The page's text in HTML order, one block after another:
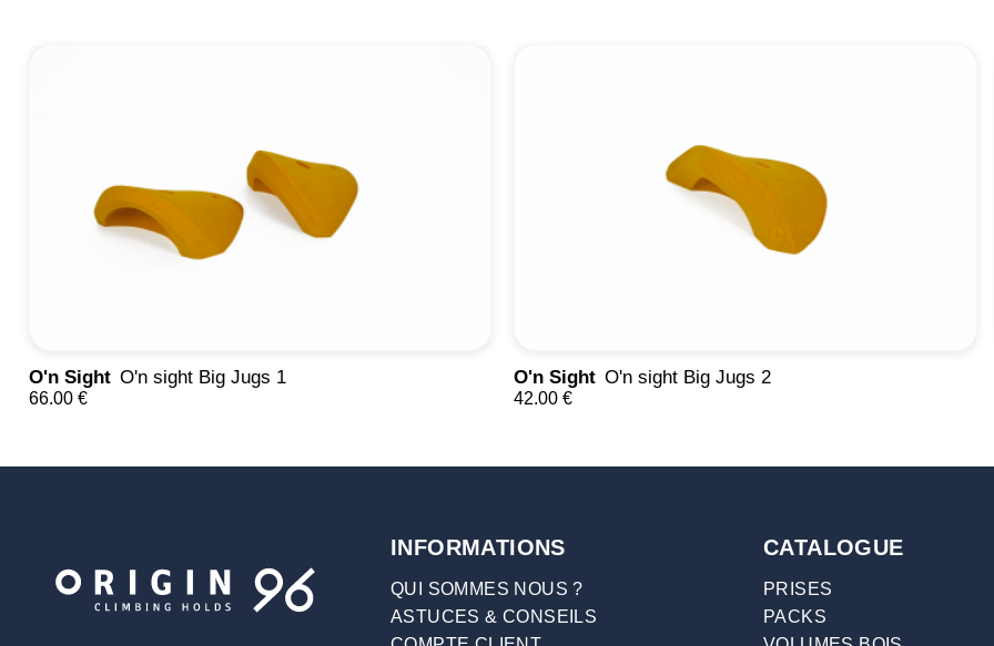
O'n Sight O'n sight Big Jugs 1
66.00 €
O'n Sight O'n sight Big Jugs 2
42.00 €
INFORMATIONS
QUI SOMMES NOUS ?
ASTUCES & CONSEILS
CATALOGUE
PRISES
PACKS